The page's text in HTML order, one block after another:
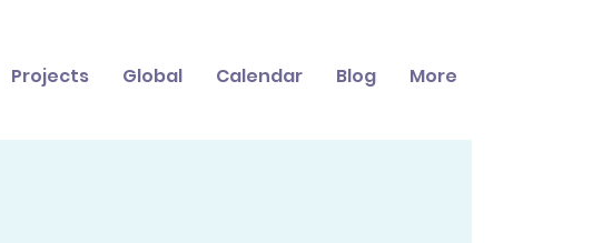
Projects Global Calendar Blog More